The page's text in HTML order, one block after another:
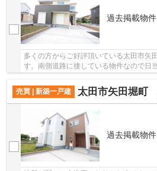
過去掲載物件
多くの方からご好評頂いている太田市
す。南側道路に接している物件なので日
売買 | 新築一戸建
太田市矢田堀町
過去掲載物件